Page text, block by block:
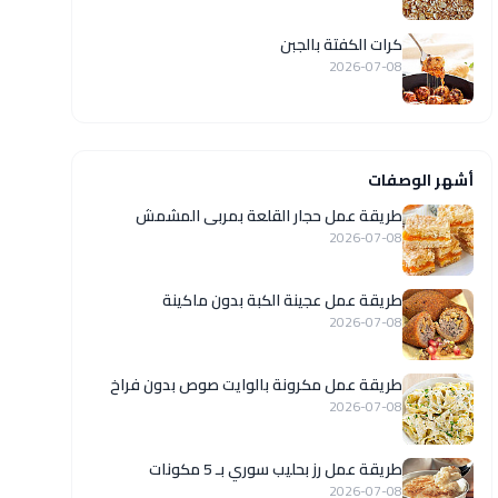
كرات الكفتة بالجبن
2026-07-08
أشهر الوصفات
طريقة عمل حجار القلعة بمربى المشمش
2026-07-08
طريقة عمل عجينة الكبة بدون ماكينة
2026-07-08
طريقة عمل مكرونة بالوايت صوص بدون فراخ
2026-07-08
طريقة عمل رز بحليب سوري بـ 5 مكونات
2026-07-08